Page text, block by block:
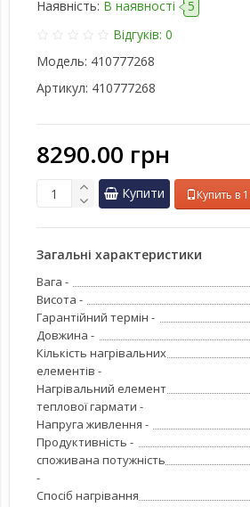
Наявність: В наявності
5
Відгуків: 0
Модель: 410777268
Артикул: 410777268
8290.00 грн
Купити Купить в
Загальні характеристики
Вага -
Висота -
Гарантійний термін -
Довжина -
Кількість нагрівальних
елементів -
Нагрівальний елемент
теплової гармати -
Напруга живлення -
Продуктивність -
споживана потужність
-
Спосіб нагрівання